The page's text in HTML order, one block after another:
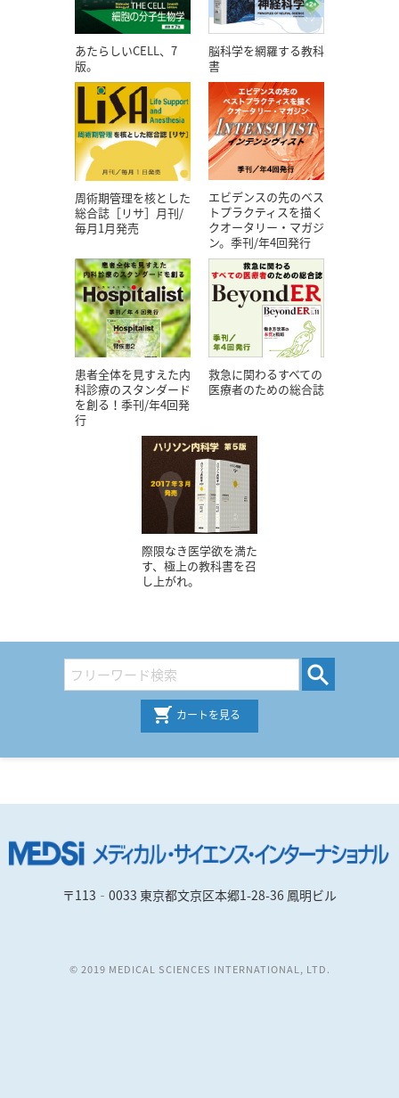
あたらしいCELL、7
版。
脳科学を網羅する教科
書
周術期管理を核とした
総合誌［リサ］月刊/
毎月1月発売
エビデンスの先のベス
トプラクティスを描く
クオータリー・マガジ
ン。季刊/年4回発行
患者全体を見すえた内
科診療のスタンダード
を創る！季刊/年4回発
行
救急に関わるすべての
医療者のための総合誌
際限なき医学欲を満た
す、極上の教科書を召
し上がれ。
カートを見る
〒113‐0033 東京都文京区本郷1-28-36 鳳明ビル
© 2019 MEDICAL SCIENCES INTERNATIONAL, LTD.